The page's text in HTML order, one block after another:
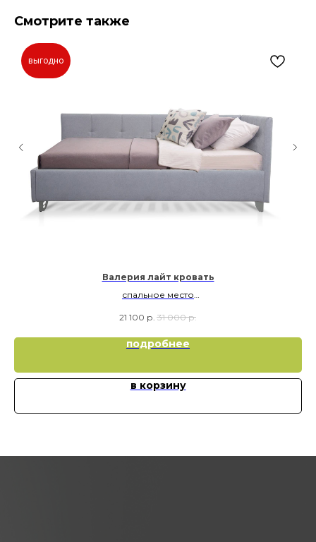
Смотрите также
выгодно
Валерия лайт кровать
спальное место
21 100 р. 31 000 р.
подробнее
в корзину